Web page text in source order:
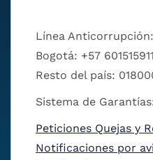
Línea Anticorrupción:
Bogotá: +57
Resto del país:
Sistema de
Peticiones Quejas y
Notificaciones por